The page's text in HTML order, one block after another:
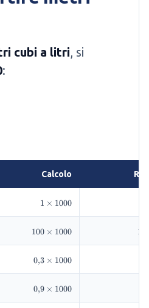
cubi a litri, si
:
1000 = \mathrm{L}
Calcolo
1
1 × 1000
100
100 × 1000
0{,}3
0,3 × 1000
0{,}9
0,9 × 1000